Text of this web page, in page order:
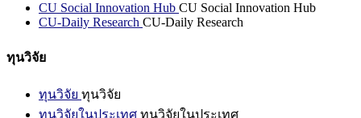
CU Social Innovation Hub CU Social Innovation Hub
CU-Daily Research CU-Daily Research
ทุนวิจัย
ทุนวิจัย ทุนวิจัย
ทุนวิจัยในประเทศ ทุนวิจัยในประเทศ